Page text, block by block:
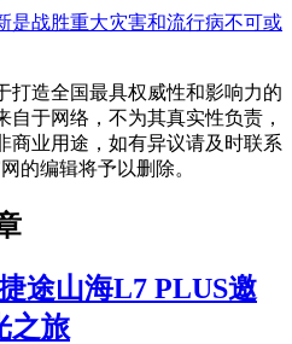
是战胜重大灾害和流行病不可或
打造全国最具权威性和影响力的
自于网络，不为其真实性负责，
商业用途，如有异议请及时联系
的编辑将予以删除。
途山海L7 PLUS邀
之旅